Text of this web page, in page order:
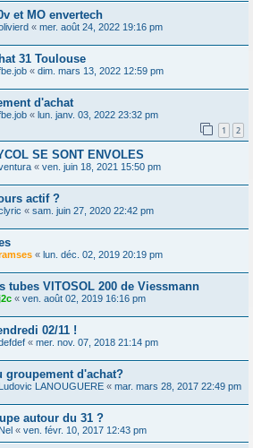
et MO envertech
« mer. août 24, 2022 19:16 pm
31 Toulouse
« dim. mars 13, 2022 12:59 pm
d'achat
« lun. janv. 03, 2022 23:32 pm
1 2
SE SONT ENVOLES
« ven. juin 18, 2021 15:50 pm
actif ?
« sam. juin 27, 2020 22:42 pm
« lun. déc. 02, 2019 20:19 pm
tubes VITOSOL 200 de Viessmann
« ven. août 02, 2019 16:16 pm
02/11 !
« mer. nov. 07, 2018 21:14 pm
groupement d'achat?
Ludovic LANOUGUERE « mar. mars 28, 2017 22:49 pm
autour du 31 ?
Nel « ven. févr. 10, 2017 12:43 pm